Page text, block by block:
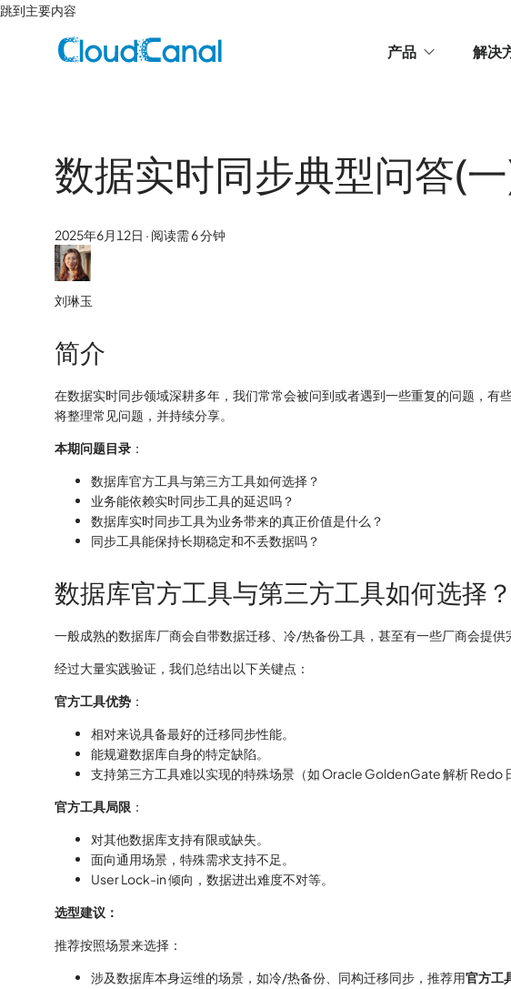
跳到主要内容
产品 解决
数据实时同步典型问答(
2025年6月12日 · 阅读需 6 分钟
刘琳玉
简介
在数据实时同步领域深耕多年，我们常常会被问到或者遇到一些重复的问题，
将整理常见问题，并持续分享。
本期问题目录 ：
数据库官方工具与第三方工具如何选择？
业务能依赖实时同步工具的延迟吗？
数据库实时同步工具为业务带来的真正价值是什么？
同步工具能保持长期稳定和不丢数据吗？
数据库官方工具与第三方工具如何选择？
一般成熟的数据库厂商会自带数据迁移、冷/热备份工具，甚至有一些厂商会提供
经过大量实践验证，我们总结出以下关键点：
官方工具优势 ：
相对来说具备最好的迁移同步性能。
能规避数据库自身的特定缺陷。
支持第三方工具难以实现的特殊场景（如 Oracle GoldenGate 解析 Redo
官方工具局限 ：
对其他数据库支持有限或缺失。
面向通用场景，特殊需求支持不足。
User Lock-in 倾向，数据进出难度不对等。
选型建议：
推荐按照场景来选择：
涉及数据库本身运维的场景，如冷/热备份、同构迁移同步，推荐用官方工